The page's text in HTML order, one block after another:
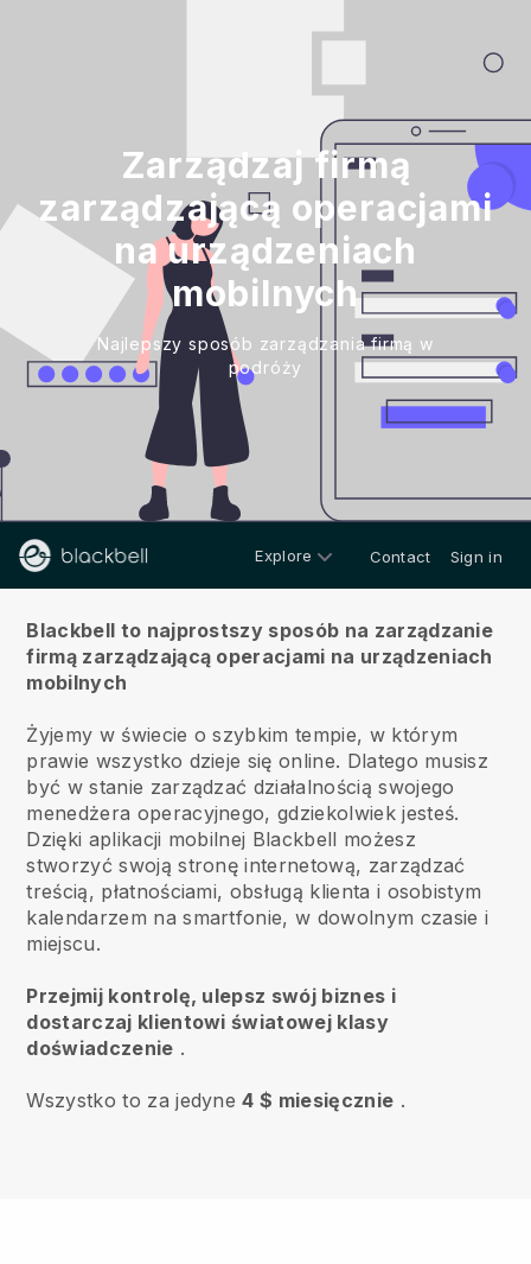
Zarządzaj firmą
zarządzającą operacjami
na urządzeniach
mobilnych
Najlepszy sposób zarządzania firmą w
podróży
Explore Contact Sign in
Blackbell to najprostszy sposób na zarządzanie
firmą zarządzającą operacjami na urządzeniach
mobilnych
Żyjemy w świecie o szybkim tempie, w którym
prawie wszystko dzieje się online. Dlatego musisz
być w stanie zarządzać działalnością swojego
menedżera operacyjnego, gdziekolwiek jesteś.
Dzięki aplikacji mobilnej Blackbell możesz
stworzyć swoją stronę internetową, zarządzać
treścią, płatnościami, obsługą klienta i osobistym
kalendarzem na smartfonie, w dowolnym czasie i
miejscu.
Przejmij kontrolę, ulepsz swój biznes i
dostarczaj klientowi światowej klasy
doświadczenie .
Wszystko to za jedyne4 $ miesięcznie .